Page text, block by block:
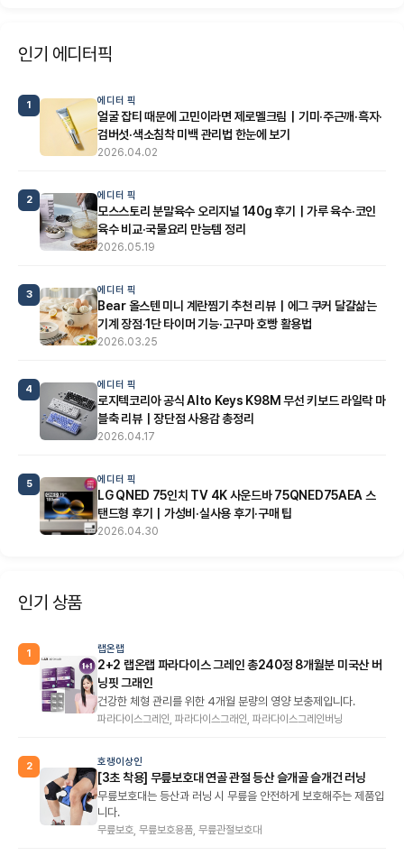
인기 에디터픽
1 에디터 픽
얼굴 잡티 때문에 고민이라면 제로멜크림｜기미·주근깨·흑자·
검버섯·색소침착 미백 관리법 한눈에 보기
2026.04.02
2 에디터 픽
모스스토리 분말육수 오리지널 140g 후기｜가루 육수·코인
육수 비교·국물요리 만능템 정리
2026.05.19
3 에디터 픽
Bear 올스텐 미니 계란찜기 추천 리뷰｜에그 쿠커 달걀삶는
기계 장점·1단 타이머 기능·고구마 호빵 활용법
2026.03.25
4 에디터 픽
로지텍코리아 공식 Alto Keys K98M 무선 키보드 라일락 마
블축 리뷰｜장단점 사용감 총정리
2026.04.17
5 에디터 픽
LG QNED 75인치 TV 4K 사운드바 75QNED75AEA 스
탠드형 후기｜가성비·실사용 후기·구매 팁
2026.04.30
인기 상품
1 랩온랩
2+2 랩온랩 파라다이스 그레인 총240정 8개월분 미국산 버
닝핏 그래인
건강한 체형 관리를 위한 4개월 분량의 영양 보충제입니다.
파라다이스그레인, 파라다이스그래인, 파라다이스그레인버닝
2 호랭이상인
[3초 착용] 무릎보호대 연골 관절 등산 슬개골 슬개건 러닝
무릎보호대는 등산과 러닝 시 무릎을 안전하게 보호해주는 제품입
니다.
무릎보호, 무릎보호용품, 무릎관절보호대